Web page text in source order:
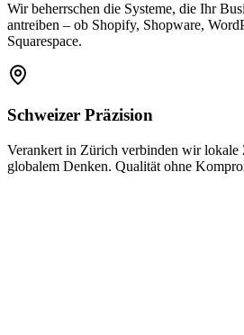
Wir beherrschen die Systeme, die Ihr
antreiben – ob Shopify, Shopware,
Squarespace.
Schweizer Präzision
Verankert in Zürich verbinden wir lokale
globalem Denken. Qualität ohne